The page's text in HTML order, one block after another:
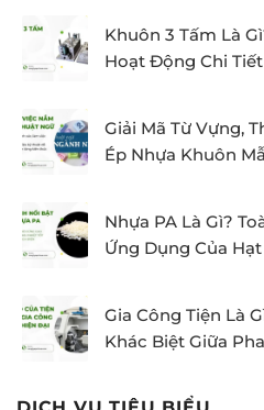
Khuôn 3 Tấm Là
Hoạt Động Chi Tiết
Giải Mã Từ Vựng,
Ép Nhựa Khuôn
Nhựa PA Là Gì?
Ứng Dụng Của
Gia Công Tiện Là
Khác Biệt Giữa